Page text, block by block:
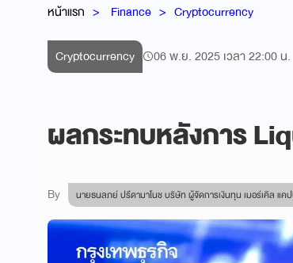
หน้าแรก Finance Cryptocurrency
Cryptocurrency 06 พ.ย. 2025 เวลา 22:00 น.
ผลกระทบหลังการ
By นายธนลภย์ ปรีดามาโนช บริษัท ผู้จัดการเงินทุน เมอร์เคิล แ